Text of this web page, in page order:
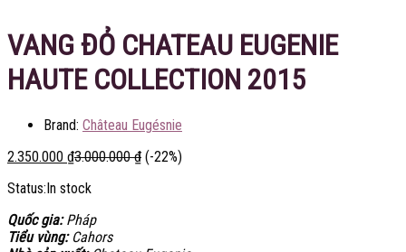
VANG ĐỎ CHATEAU EUGENIE
HAUTE COLLECTION 2015
Brand: Château Eugésnie
2.350.000 ₫3.000.000₫ (-22%)
Status:In stock
Quốc gia:Pháp
Tiểu vùng:Cahors